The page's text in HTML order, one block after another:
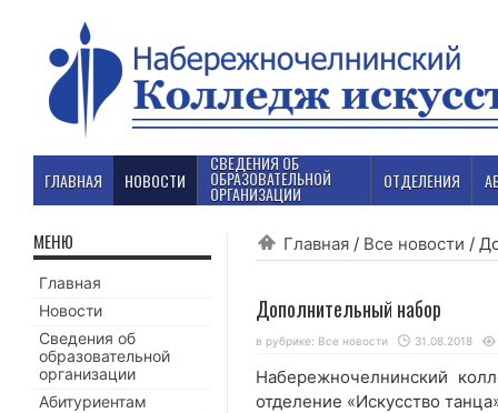
ГЛАВНАЯ НОВОСТИ
СВЕДЕНИЯ ОБ
ОБРАЗОВАТЕЛЬНОЙ
ОРГАНИЗАЦИИ
ОТДЕЛЕНИЯ
Главная / Все новости /
Дополнительный набор
в рубрике: Все новости 31.08.2018
Набережночелнинский
отделение «Искусство
МЕНЮ
Главная
Новости
Сведения об
образовательной
организации
Абитуриентам